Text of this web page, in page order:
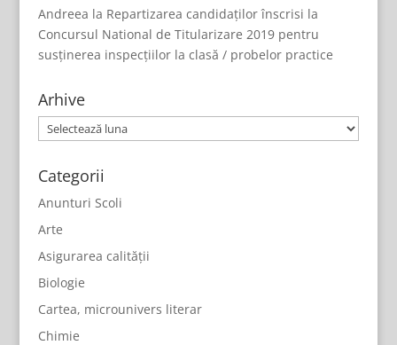
Andreea la Repartizarea candidaților înscrisi la
Concursul National de Titularizare 2019 pentru
susținerea inspecțiilor la clasă / probelor practice
Arhive
Arhive
Categorii
Anunturi Scoli
Arte
Asigurarea calității
Biologie
Cartea, microunivers literar
Chimie